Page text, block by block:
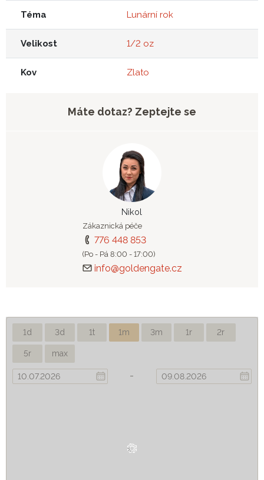
Téma Lunární rok
Velikost 1/2 oz
Kov Zlato
Máte dotaz? Zeptejte se
Nikol
Zákaznická péče
776 448 853
(Po - Pá 8:00 - 17:00)
info@goldengate.cz
1d 3d 1t 1m 3m 1r 2r
5r max
-